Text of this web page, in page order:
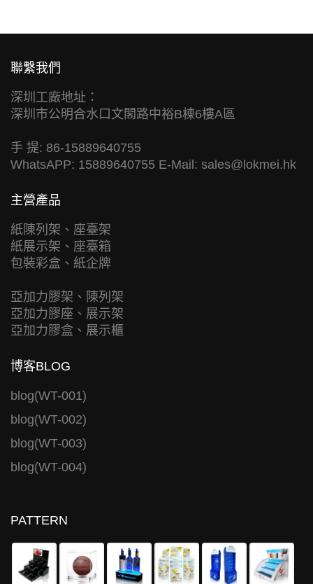
聯繫我們
深圳工廠地址：
深圳市公明合水口文閣路中裕B棟6樓A區
手 提: 86-15889640755
WhatsAPP: 15889640755 E-Mail: sales@lokmei.hk
主營產品
紙陳列架、座臺架
紙展示架、座臺箱
包裝彩盒、紙企牌
亞加力膠架、陳列架
亞加力膠座、展示架
亞加力膠盒、展示櫃
博客BLOG
blog(WT-001)
blog(WT-002)
blog(WT-003)
blog(WT-004)
PATTERN